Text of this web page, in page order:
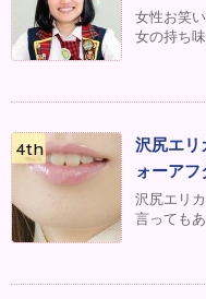
女性お笑
女の持ち
沢尻エリ
ォーアフ
沢尻エリ
言っても